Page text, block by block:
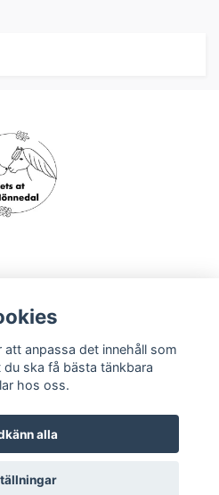
anpassa det innehåll som
ska få bästa tänkbara
hos oss.
alla